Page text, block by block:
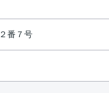
番７号